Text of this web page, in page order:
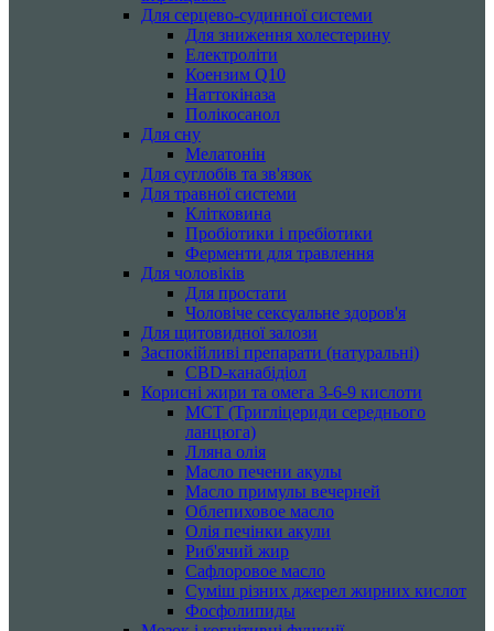
Для серцево-судинної системи
Для зниження холестерину
Електроліти
Коензим Q10
Наттокіназа
Полікосанол
Для сну
Мелатонін
Для суглобів та зв'язок
Для травної системи
Клітковина
Пробіотики і пребіотики
Ферменти для травлення
Для чоловіків
Для простати
Чоловіче сексуальне здоров'я
Для щитовидної залози
Заспокійливі препарати (натуральні)
CBD-канабідіол
Корисні жири та омега 3-6-9 кислоти
MCT (Тригліцериди середнього
ланцюга)
Лляна олія
Масло печени акулы
Масло примулы вечерней
Облепиховое масло
Олія печінки акули
Риб'ячий жир
Сафлоровое масло
Суміш різних джерел жирних кислот
Фосфолипиды